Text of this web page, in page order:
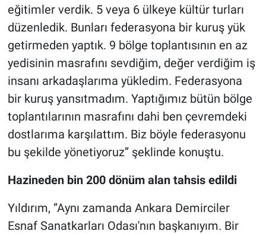
eğitimler verdik. 5 veya 6 ülkeye kültür turları
düzenledik. Bunları federasyona bir kuruş yük
getirmeden yaptık. 9 bölge toplantısının en az
yedisinin masrafını sevdiğim, değer verdiğim iş
insanı arkadaşlarıma yükledim. Federasyona
bir kuruş yansıtmadım. Yaptığımız bütün bölge
toplantılarının masrafını dahi ben çevremdeki
dostlarıma karşılattım. Biz böyle federasyonu
bu şekilde yönetiyoruz’’ şeklinde konuştu.
Hazineden bin 200 dönüm alan tahsis edildi
Yıldırım, ‘’Aynı zamanda Ankara Demirciler
Esnaf Sanatkarları Odası'nın başkanıyım. Bir